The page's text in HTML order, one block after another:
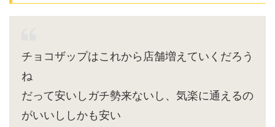
チョコザップはこれから店舗増えていくだろう
ね
だって安いしガチ勢来ないし、気楽に通えるの
がいいししかも安い